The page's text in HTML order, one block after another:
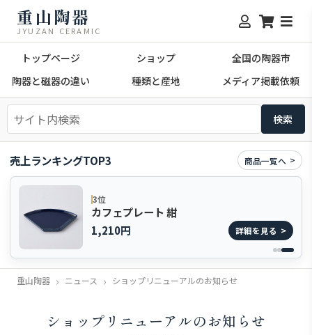
重山陶器
JYUZAN CERAMIC
トップページ ショップ
全国の陶器市
陶器と磁器の違い
種類と産地 メディア掲載依頼
売上ランキングTOP3 商品一覧へ
3位
カフェプレート 紺
1,210円 詳細を見る
重山陶器 ニュース ショップリニューアルのお知らせ
ショップリニューアルのお知らせ